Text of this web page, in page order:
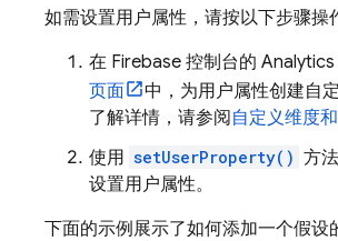
如需设置用户属性，请按以下步骤操
在 Firebase 控制台的 Analytics
页面
中，为用户属性创建自
了解详情，请参阅 自定义维度
使用 setUserProperty() 方
设置用户属性。
下面的示例展示了如何添加一个假设